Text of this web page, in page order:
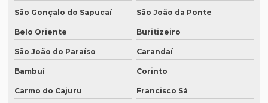
Intérprete consecutivo
Intérprete de coreano em são paulo
Intérprete de espanhol em brasília
Intérprete de espanhol em campinas
Intérprete de espanhol em curitiba
São Gonçalo do Sapucaí São João da Ponte
Belo Oriente Buritizeiro
São João do Paraíso Carandaí
Bambuí Corinto
Carmo do Cajuru Francisco Sá